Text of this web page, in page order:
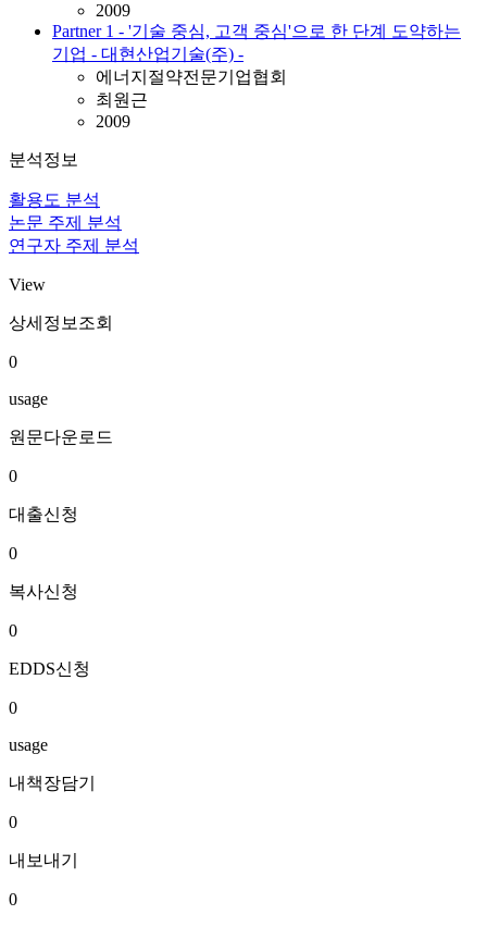
2009
Partner 1 - '기술 중심, 고객 중심'으로 한 단계 도약하는
기업 - 대현산업기술(주) -
에너지절약전문기업협회
최원근
2009
분석정보
활용도 분석
논문 주제 분석
연구자 주제 분석
View
상세정보조회
0
usage
원문다운로드
0
대출신청
0
복사신청
0
EDDS신청
0
usage
내책장담기
0
내보내기
0